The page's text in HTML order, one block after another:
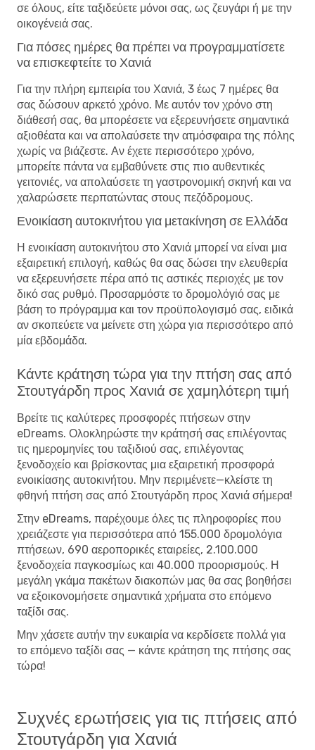
σε όλους, είτε ταξιδεύετε μόνοι σας, ως ζευγάρι ή με την
οικογένειά σας.
Για πόσες ημέρες θα πρέπει να προγραμματίσετε
να επισκεφτείτε το Χανιά
Για την πλήρη εμπειρία του Χανιά, 3 έως 7 ημέρες θα
σας δώσουν αρκετό χρόνο. Με αυτόν τον χρόνο στη
διάθεσή σας, θα μπορέσετε να εξερευνήσετε σημαντικά
αξιοθέατα και να απολαύσετε την ατμόσφαιρα της πόλης
χωρίς να βιάζεστε. Αν έχετε περισσότερο χρόνο,
μπορείτε πάντα να εμβαθύνετε στις πιο αυθεντικές
γειτονιές, να απολαύσετε τη γαστρονομική σκηνή και να
χαλαρώσετε περπατώντας στους πεζόδρομους.
Ενοικίαση αυτοκινήτου για μετακίνηση σε Ελλάδα
Η ενοικίαση αυτοκινήτου στο Χανιά μπορεί να είναι μια
εξαιρετική επιλογή, καθώς θα σας δώσει την ελευθερία
να εξερευνήσετε πέρα ​​από τις αστικές περιοχές με τον
δικό σας ρυθμό. Προσαρμόστε το δρομολόγιό σας με
βάση το πρόγραμμα και τον προϋπολογισμό σας, ειδικά
αν σκοπεύετε να μείνετε στη χώρα για περισσότερο από
μία εβδομάδα.
Κάντε κράτηση τώρα για την πτήση σας από
Στουτγάρδη προς Χανιά σε χαμηλότερη τιμή
Βρείτε τις καλύτερες προσφορές πτήσεων στην
eDreams. Ολοκληρώστε την κράτησή σας επιλέγοντας
τις ημερομηνίες του ταξιδιού σας, επιλέγοντας
ξενοδοχείο και βρίσκοντας μια εξαιρετική προσφορά
ενοικίασης αυτοκινήτου. Μην περιμένετε—κλείστε τη
φθηνή πτήση σας από Στουτγάρδη προς Χανιά σήμερα!
Στην eDreams, παρέχουμε όλες τις πληροφορίες που
χρειάζεστε για περισσότερα από 155.000 δρομολόγια
πτήσεων, 690 αεροπορικές εταιρείες, 2.100.000
ξενοδοχεία παγκοσμίως και 40.000 προορισμούς. Η
μεγάλη γκάμα πακέτων διακοπών μας θα σας βοηθήσει
να εξοικονομήσετε σημαντικά χρήματα στο επόμενο
ταξίδι σας.
Μην χάσετε αυτήν την ευκαιρία να κερδίσετε πολλά για
το επόμενο ταξίδι σας — κάντε κράτηση της πτήσης σας
τώρα!
Συχνές ερωτήσεις για τις πτήσεις από
Στουτγάρδη για Χανιά